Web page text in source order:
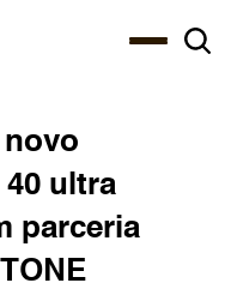
novo
ultra
parceria